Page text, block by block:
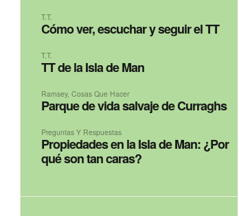
T.T.
Cómo ver, escuchar y seguir el TT
T.T.
TT de la Isla de Man
Ramsey,Cosas Que Hacer
Parque de vida salvaje de Curraghs
Preguntas Y Respuestas
Propiedades en la Isla de Man: ¿Por
qué son tan caras?